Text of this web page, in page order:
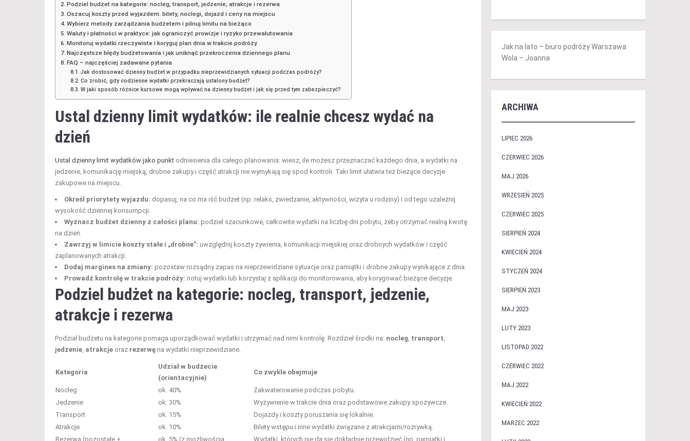
Podziel budżet na kategorie: nocleg, transport, jedzenie, atrakcje i rezerwa
Oszacuj koszty przed wyjazdem: bilety, noclegi, dojazd i ceny na miejscu
Wybierz metody zarządzania budżetem i pilnuj limitu na bieżąco
Waluty i płatności w praktyce: jak ograniczyć prowizje i ryzyko przewalutowania
Monitoruj wydatki rzeczywiste i koryguj plan dnia w trakcie podróży
Najczęstsze błędy budżetowania i jak uniknąć przekroczenia dziennego planu
FAQ – najczęściej zadawane pytania
Jak dostosować dzienny budżet w przypadku nieprzewidzianych sytuacji podczas podróży?
Co zrobić, gdy codzienne wydatki przekraczają ustalony budżet?
W jaki sposób różnice kursowe mogą wpływać na dzienny budżet i jak się przed tym zabezpieczyć?
Ustal dzienny limit wydatków: ile realnie chcesz wydać na
dzień
Ustal dzienny limit wydatków jako punkt odniesienia dla całego planowania: wiesz, ile możesz przeznaczać każdego dnia, a wydatki na
jedzenie, komunikację miejską, drobne zakupy i część atrakcji nie wymykają się spod kontroli. Taki limit ułatwia też bieżące decyzje
zakupowe na miejscu.
Określ priorytety wyjazdu: dopasuj, na co ma iść budżet (np. relaks, zwiedzanie, aktywności, wizyta u rodziny) i od tego uzależnij
wysokość dziennej konsumpcji.
Wyznacz budżet dzienny z całości planu: podziel szacunkowe, całkowite wydatki na liczbę dni pobytu, żeby otrzymać realną kwotę
na dzień.
Zawrzyj w limicie koszty stałe i „drobne”: uwzględnij koszty żywienia, komunikacji miejskiej oraz drobnych wydatków i część
zaplanowanych atrakcji.
Dodaj margines na zmiany: pozostaw rozsądny zapas na nieprzewidziane sytuacje oraz pamiątki i drobne zakupy wynikające z dnia.
Prowadź kontrolę w trakcie podróży: notuj wydatki lub korzystaj z aplikacji do monitorowania, aby korygować bieżące decyzje.
Podziel budżet na kategorie: nocleg, transport, jedzenie,
atrakcje i rezerwa
Podział budżetu na kategorie pomaga uporządkować wydatki i utrzymać nad nimi kontrolę. Rozdziel środki na: nocleg, transport,
jedzenie, atrakcje oraz rezerwę na wydatki nieprzewidziane.
Kategoria
Udział w budżecie
(orientacyjnie)
Co zwykle obejmuje
Nocleg ok. 40%
Zakwaterowanie podczas pobytu.
Jedzenie
ok. 30%
Wyżywienie w trakcie dnia oraz podstawowe zakupy spożywcze.
Transport
ok. 15%
Dojazdy i koszty poruszania się lokalnie.
Atrakcje
ok. 10%
Bilety wstępu i inne wydatki związane z atrakcjami/rozrywką.
Rezerwa (pozostałe +
ok. 5% (z możliwością
Wydatki, których nie da się dokładnie przewidzieć (np. pamiątki i
Jak na lato – biuro podróży Warszawa
Wola – Joanna
ARCHIWA
LIPIEC 2026
CZERWIEC 2026
MAJ 2026
WRZESIEŃ 2025
CZERWIEC 2025
SIERPIEŃ 2024
KWIECIEŃ 2024
STYCZEŃ 2024
SIERPIEŃ 2023
MAJ 2023
LUTY 2023
LISTOPAD 2022
CZERWIEC 2022
MAJ 2022
KWIECIEŃ 2022
MARZEC 2022